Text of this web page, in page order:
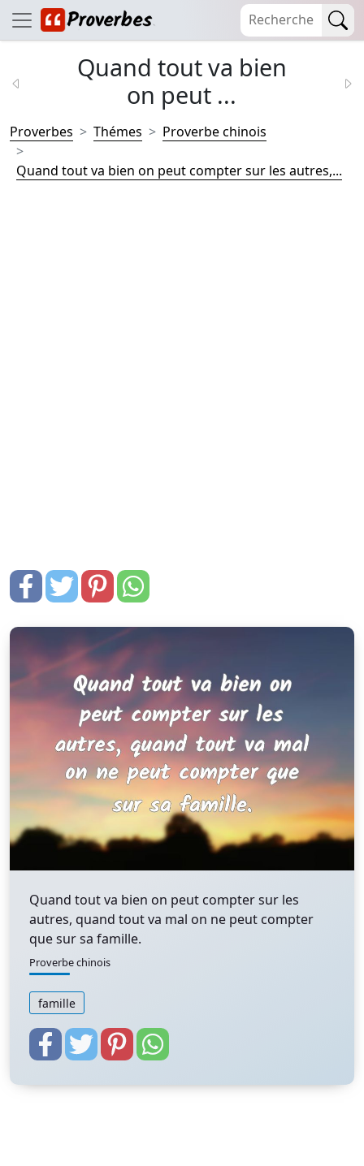
Quand tout va bien
on peut ...
Proverbes Thémes Proverbe chinois
Quand tout va bien on peut compter sur les autres,...
Quand tout va bien on peut compter sur les
autres, quand tout va mal on ne peut compter
que sur sa famille.
Proverbe chinois
famille